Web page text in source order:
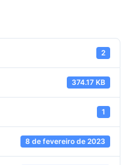
2
374.17 KB
1
8 de fevereiro de 2023